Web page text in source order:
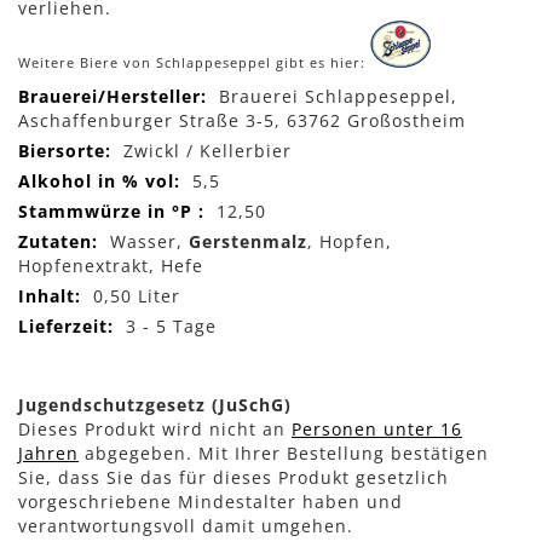
verliehen.
Weitere Biere von Schlappeseppel gibt es hier:
Mehr
Informationen
Brauerei Schlappeseppel,
Aschaffenburger Straße 3-5, 63762 Großostheim
Zwickl / Kellerbier
5,5
12,50
Wasser, Gerstenmalz, Hopfen,
Hopfenextrakt, Hefe
0,50 Liter
3 - 5 Tage
Jugendschutzgesetz (JuSchG)
Dieses Produkt wird nicht an Personen unter 16
Jahren abgegeben. Mit Ihrer Bestellung bestätigen
Sie, dass Sie das für dieses Produkt gesetzlich
vorgeschriebene Mindestalter haben und
verantwortungsvoll damit umgehen.